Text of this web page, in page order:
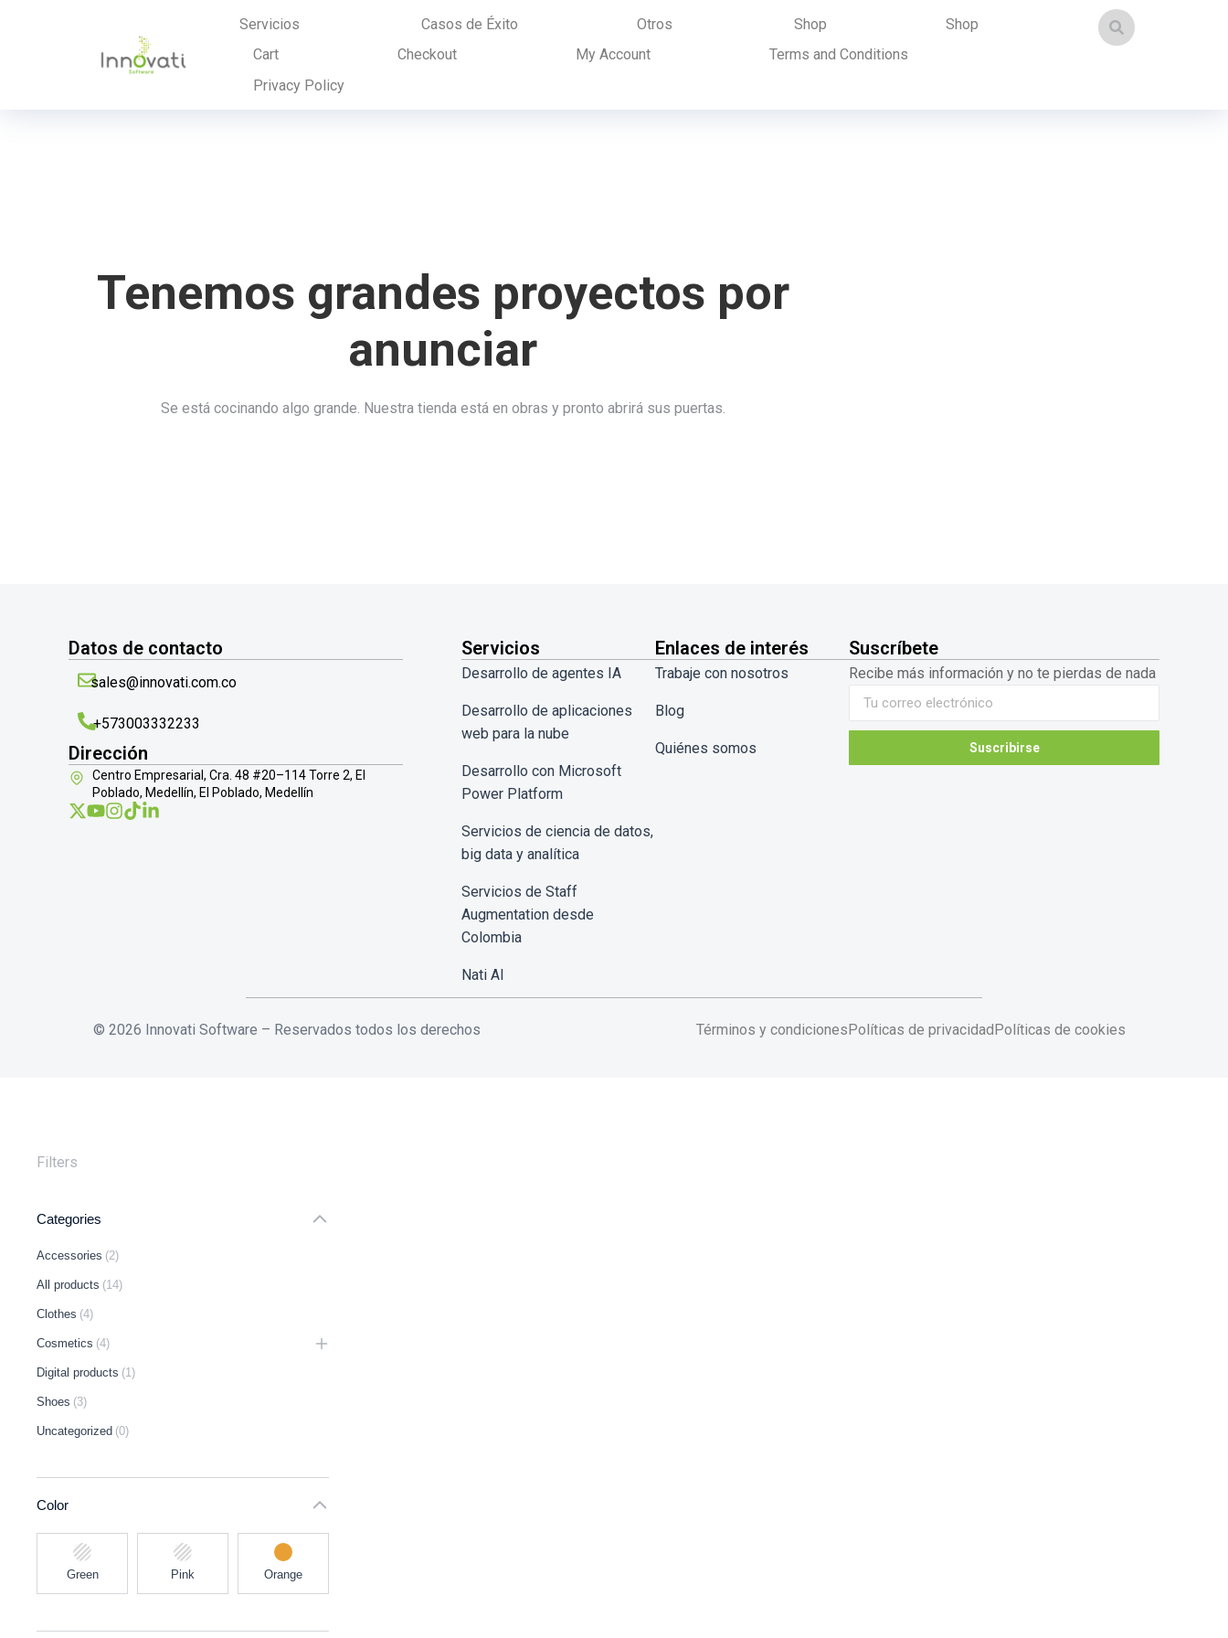
Servicios Casos de Éxito Otros Shop
Shop
Cart
Checkout My Account
Terms and Conditions
Privacy Policy
Tenemos grandes proyectos por
anunciar
Se está cocinando algo grande. Nuestra tienda está en obras y pronto abrirá sus puertas.
Datos de contacto
sales@innovati.com.co
+573003332233
Dirección
Centro Empresarial, Cra. 48 #20–114 Torre 2, El
Poblado, Medellín, El Poblado, Medellín
Servicios
Desarrollo de agentes IA
Desarrollo de aplicaciones
web para la nube
Desarrollo con Microsoft
Power Platform
Servicios de ciencia de datos,
big data y analítica
Servicios de Staff
Augmentation desde
Colombia
Nati AI
Enlaces de interés
Trabaje con nosotros
Blog
Quiénes somos
Suscríbete
Recibe más información y no te pierdas de nada
Suscribirse
© 2026 Innovati Software – Reservados todos los derechos Términos y condicionesPolíticas de privacidadPolíticas de cookies
Filters
Categories
Accessories (2)
All products (14)
Clothes (4)
Cosmetics (4)
Digital products (1)
Shoes (3)
Uncategorized (0)
Color
Green Pink Orange